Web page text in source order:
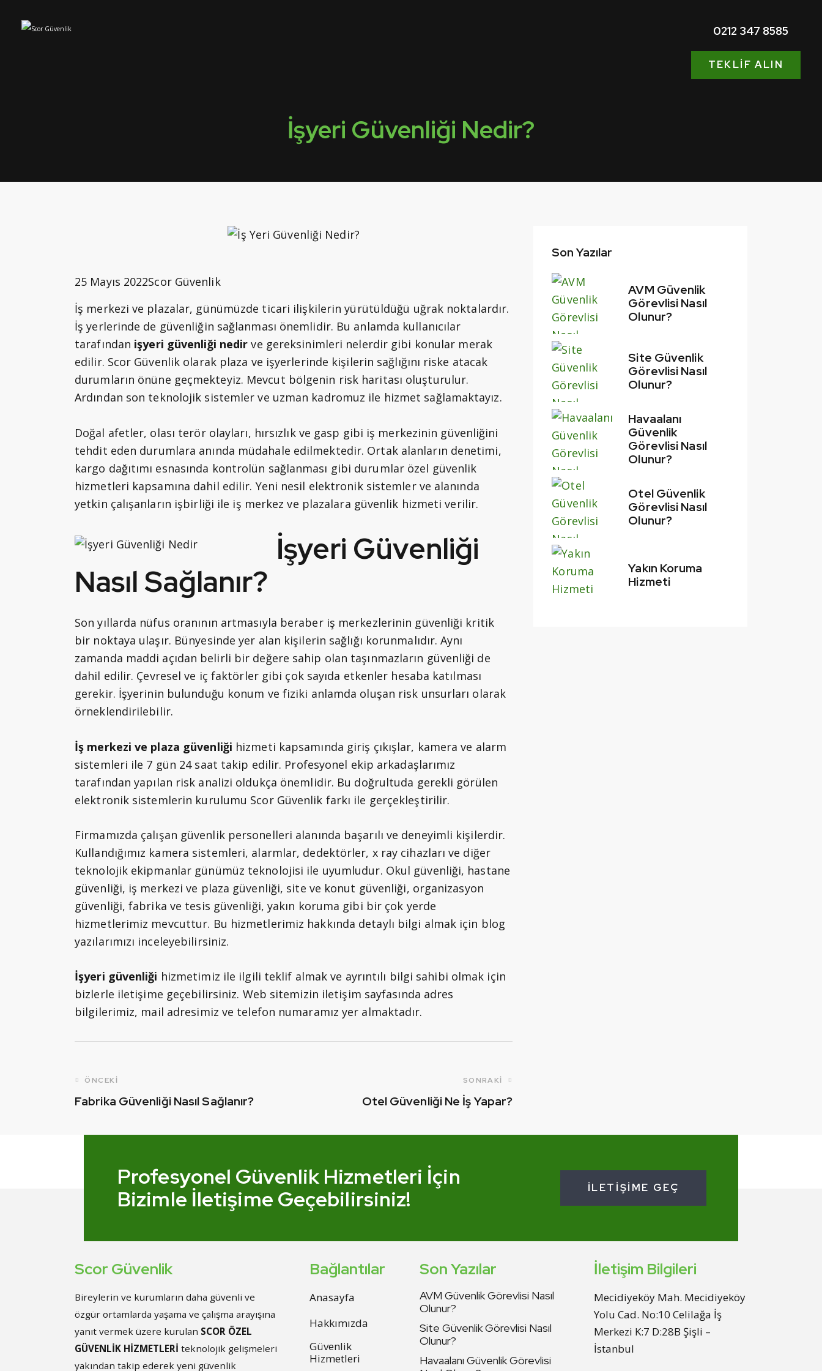
0212 347 8585
TEKLIF ALIN
İşyeri Güvenliği Nedir?
25 Mayıs 2022Scor Güvenlik
İş merkezi ve plazalar, günümüzde ticari ilişkilerin yürütüldüğü uğrak noktalardır.
İş yerlerinde de güvenliğin sağlanması önemlidir. Bu anlamda kullanıcılar
tarafından işyeri güvenliği nedir ve gereksinimleri nelerdir gibi konular merak
edilir. Scor Güvenlik olarak plaza ve işyerlerinde kişilerin sağlığını riske atacak
durumların önüne geçmekteyiz. Mevcut bölgenin risk haritası oluşturulur.
Ardından son teknolojik sistemler ve uzman kadromuz ile hizmet sağlamaktayız.
Doğal afetler, olası terör olayları, hırsızlık ve gasp gibi iş merkezinin güvenliğini
tehdit eden durumlara anında müdahale edilmektedir. Ortak alanların denetimi,
kargo dağıtımı esnasında kontrolün sağlanması gibi durumlar özel güvenlik
hizmetleri kapsamına dahil edilir. Yeni nesil elektronik sistemler ve alanında
yetkin çalışanların işbirliği ile iş merkez ve plazalara güvenlik hizmeti verilir.
İşyeri Güvenliği
Nasıl Sağlanır?
Son yıllarda nüfus oranının artmasıyla beraber iş merkezlerinin güvenliği kritik
bir noktaya ulaşır. Bünyesinde yer alan kişilerin sağlığı korunmalıdır. Aynı
zamanda maddi açıdan belirli bir değere sahip olan taşınmazların güvenliği de
dahil edilir. Çevresel ve iç faktörler gibi çok sayıda etkenler hesaba katılması
gerekir. İşyerinin bulunduğu konum ve fiziki anlamda oluşan risk unsurları olarak
örneklendirilebilir.
İş merkezi ve plaza güvenliği hizmeti kapsamında giriş çıkışlar, kamera ve alarm
sistemleri ile 7 gün 24 saat takip edilir. Profesyonel ekip arkadaşlarımız
tarafından yapılan risk analizi oldukça önemlidir. Bu doğrultuda gerekli görülen
elektronik sistemlerin kurulumu Scor Güvenlik farkı ile gerçekleştirilir.
Firmamızda çalışan güvenlik personelleri alanında başarılı ve deneyimli kişilerdir.
Kullandığımız kamera sistemleri, alarmlar, dedektörler, x ray cihazları ve diğer
teknolojik ekipmanlar günümüz teknolojisi ile uyumludur. Okul güvenliği, hastane
güvenliği, iş merkezi ve plaza güvenliği, site ve konut güvenliği, organizasyon
güvenliği, fabrika ve tesis güvenliği, yakın koruma gibi bir çok yerde
hizmetlerimiz mevcuttur. Bu hizmetlerimiz hakkında detaylı bilgi almak için blog
yazılarımızı inceleyebilirsiniz.
İşyeri güvenliği hizmetimiz ile ilgili teklif almak ve ayrıntılı bilgi sahibi olmak için
bizlerle iletişime geçebilirsiniz. Web sitemizin iletişim sayfasında adres
bilgilerimiz, mail adresimiz ve telefon numaramız yer almaktadır.
ÖNCEKI
Fabrika Güvenliği Nasıl Sağlanır?
SONRAKI
Otel Güvenliği Ne İş Yapar?
Son Yazılar
AVM Güvenlik
Görevlisi Nasıl
Olunur?
Site Güvenlik
Görevlisi Nasıl
Olunur?
Havaalanı
Güvenlik
Görevlisi Nasıl
Olunur?
Otel Güvenlik
Görevlisi Nasıl
Olunur?
Yakın Koruma
Hizmeti
Profesyonel Güvenlik Hizmetleri İçin
Bizimle İletişime Geçebilirsiniz!
İLETIŞIME GEÇ
Scor Güvenlik
Bireylerin ve kurumların daha güvenli ve
özgür ortamlarda yaşama ve çalışma arayışına
yanıt vermek üzere kurulan SCOR ÖZEL
GÜVENLİK HİZMETLERİ teknolojik gelişmeleri
yakından takip ederek yeni güvenlik
Bağlantılar
Anasayfa
Hakkımızda
Güvenlik
Hizmetleri
Son Yazılar
AVM Güvenlik Görevlisi Nasıl
Olunur?
Site Güvenlik Görevlisi Nasıl
Olunur?
Havaalanı Güvenlik Görevlisi
İletişim Bilgileri
Mecidiyeköy Mah. Mecidiyeköy
Yolu Cad. No:10 Celilağa İş
Merkezi K:7 D:28B Şişli –
İstanbul